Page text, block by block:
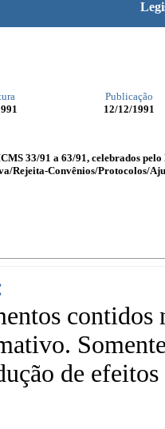
Publicação
12/12/1991
33/91 a 63/91, celebrados
Rejeita-Convênios/Protocolos/
contidos
de